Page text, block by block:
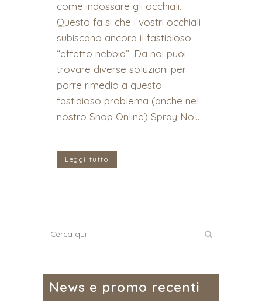
come indossare gli occhiali.
Questo fa si che i vostri occhiali
subiscano ancora il fastidioso
“effetto nebbia”. Da noi puoi
trovare diverse soluzioni per
porre rimedio a questo
fastidioso problema (anche nel
nostro Shop Online) Spray No...
Leggi tutto
News e promo recenti